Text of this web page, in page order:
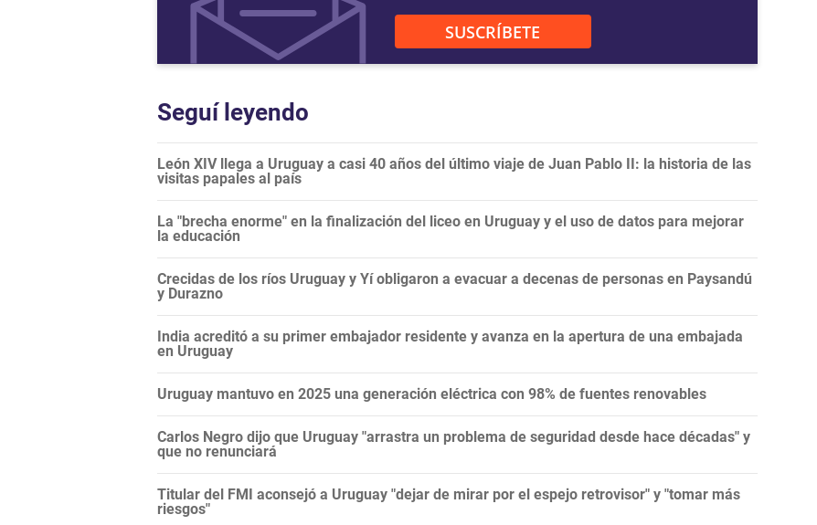
SUSCRÍBETE
Seguí leyendo
León XIV llega a Uruguay a casi 40 años del último viaje de Juan Pablo II: la historia de las
visitas papales al país
La "brecha enorme" en la finalización del liceo en Uruguay y el uso de datos para mejorar
la educación
Crecidas de los ríos Uruguay y Yí obligaron a evacuar a decenas de personas en Paysandú
y Durazno
India acreditó a su primer embajador residente y avanza en la apertura de una embajada
en Uruguay
Uruguay mantuvo en 2025 una generación eléctrica con 98% de fuentes renovables
Carlos Negro dijo que Uruguay "arrastra un problema de seguridad desde hace décadas" y
que no renunciará
Titular del FMI aconsejó a Uruguay "dejar de mirar por el espejo retrovisor" y "tomar más
riesgos"